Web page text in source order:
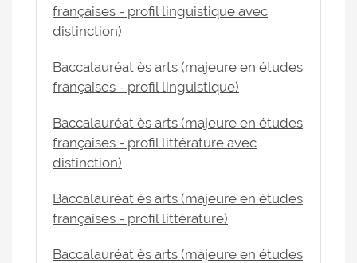
françaises - profil linguistique avec
distinction)
Baccalauréat ès arts (majeure en études
françaises - profil linguistique)
Baccalauréat ès arts (majeure en études
françaises - profil littérature avec
distinction)
Baccalauréat ès arts (majeure en études
françaises - profil littérature)
Baccalauréat ès arts (majeure en études